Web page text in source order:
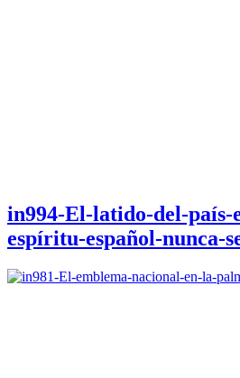
in994-El-latido-del-
espíritu-español-nunca-